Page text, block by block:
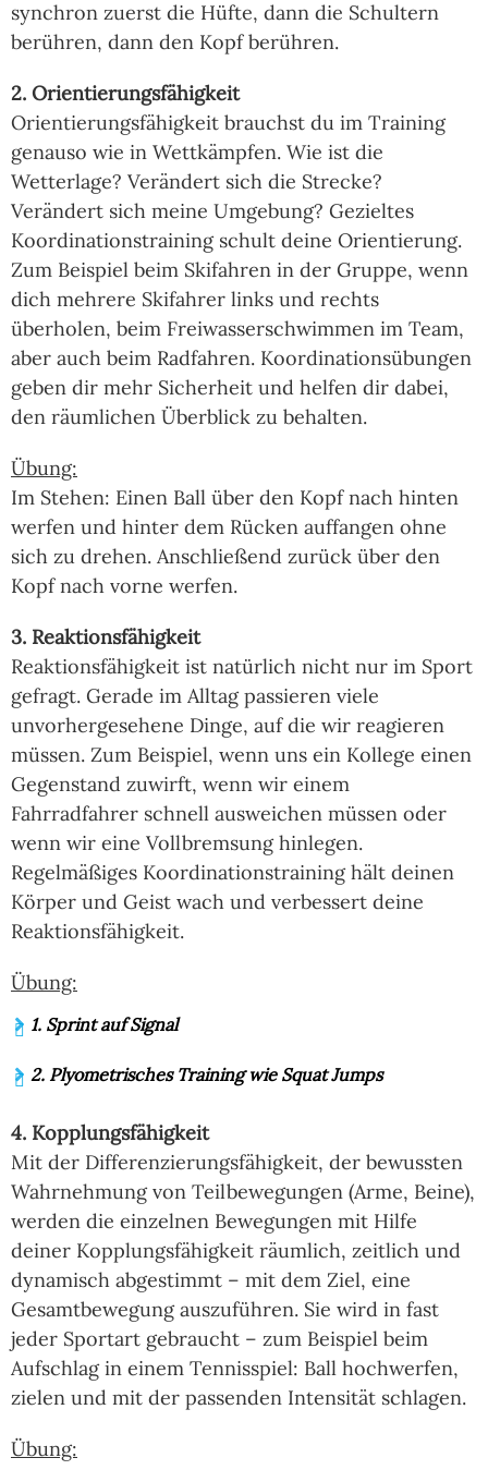
synchron zuerst die Hüfte, dann die Schultern
berühren, dann den Kopf berühren.
2. Orientierungsfähigkeit
Orientierungsfähigkeit brauchst du im Training
genauso wie in Wettkämpfen. Wie ist die
Wetterlage? Verändert sich die Strecke?
Verändert sich meine Umgebung? Gezieltes
Koordinationstraining schult deine Orientierung.
Zum Beispiel beim Skifahren in der Gruppe, wenn
dich mehrere Skifahrer links und rechts
überholen, beim Freiwasserschwimmen im Team,
aber auch beim Radfahren. Koordinationsübungen
geben dir mehr Sicherheit und helfen dir dabei,
den räumlichen Überblick zu behalten.
Übung:
Im Stehen: Einen Ball über den Kopf nach hinten
werfen und hinter dem Rücken auffangen ohne
sich zu drehen. Anschließend zurück über den
Kopf nach vorne werfen.
3. Reaktionsfähigkeit
Reaktionsfähigkeit ist natürlich nicht nur im Sport
gefragt. Gerade im Alltag passieren viele
unvorhergesehene Dinge, auf die wir reagieren
müssen. Zum Beispiel, wenn uns ein Kollege einen
Gegenstand zuwirft, wenn wir einem
Fahrradfahrer schnell ausweichen müssen oder
wenn wir eine Vollbremsung hinlegen.
Regelmäßiges Koordinationstraining hält deinen
Körper und Geist wach und verbessert deine
Reaktionsfähigkeit.
Übung:
1. Sprint auf Signal
2. Plyometrisches Training wie Squat Jumps
4. Kopplungsfähigkeit
Mit der Differenzierungsfähigkeit, der bewussten
Wahrnehmung von Teilbewegungen (Arme, Beine),
werden die einzelnen Bewegungen mit Hilfe
deiner Kopplungsfähigkeit räumlich, zeitlich und
dynamisch abgestimmt – mit dem Ziel, eine
Gesamtbewegung auszuführen. Sie wird in fast
jeder Sportart gebraucht – zum Beispiel beim
Aufschlag in einem Tennisspiel: Ball hochwerfen,
zielen und mit der passenden Intensität schlagen.
Übung: